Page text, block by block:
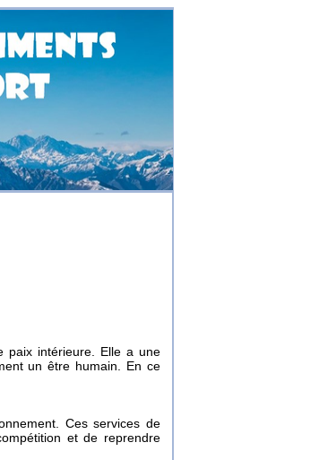
paix intérieure. Elle a une
un être humain. En ce
Ces services de
et de reprendre